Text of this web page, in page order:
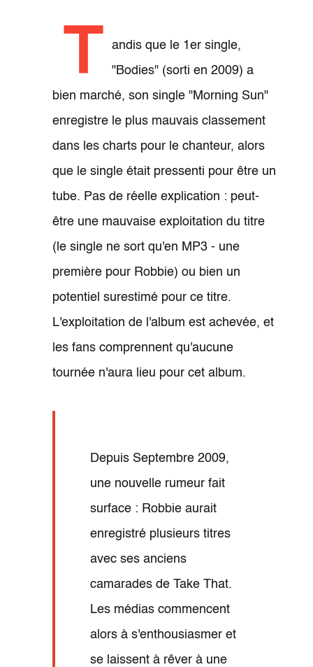
T
andis que le 1er single,
"Bodies" (sorti en 2009) a
bien marché, son single "Morning Sun"
enregistre le plus mauvais classement
dans les charts pour le chanteur, alors
que le single était pressenti pour être un
tube. Pas de réelle explication : peut-
être une mauvaise exploitation du titre
(le single ne sort qu'en MP3 - une
première pour Robbie) ou bien un
potentiel surestimé pour ce titre.
L'exploitation de l'album est achevée, et
les fans comprennent qu'aucune
tournée n'aura lieu pour cet album.
Depuis Septembre 2009,
une nouvelle rumeur fait
surface : Robbie aurait
enregistré plusieurs titres
avec ses anciens
camarades de Take That.
Les médias commencent
alors à s'enthousiasmer et
se laissent à rêver à une